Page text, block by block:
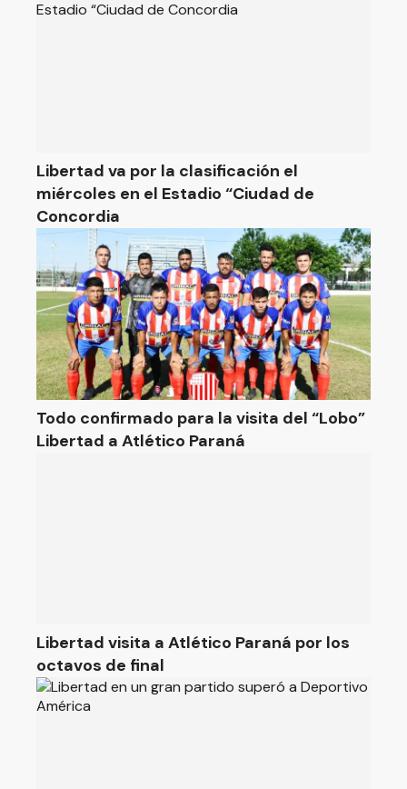
Libertad va por la clasificación el
miércoles en el Estadio “Ciudad de
Concordia
Todo confirmado para la visita del “Lobo”
Libertad a Atlético Paraná
Libertad visita a Atlético Paraná por los
octavos de final